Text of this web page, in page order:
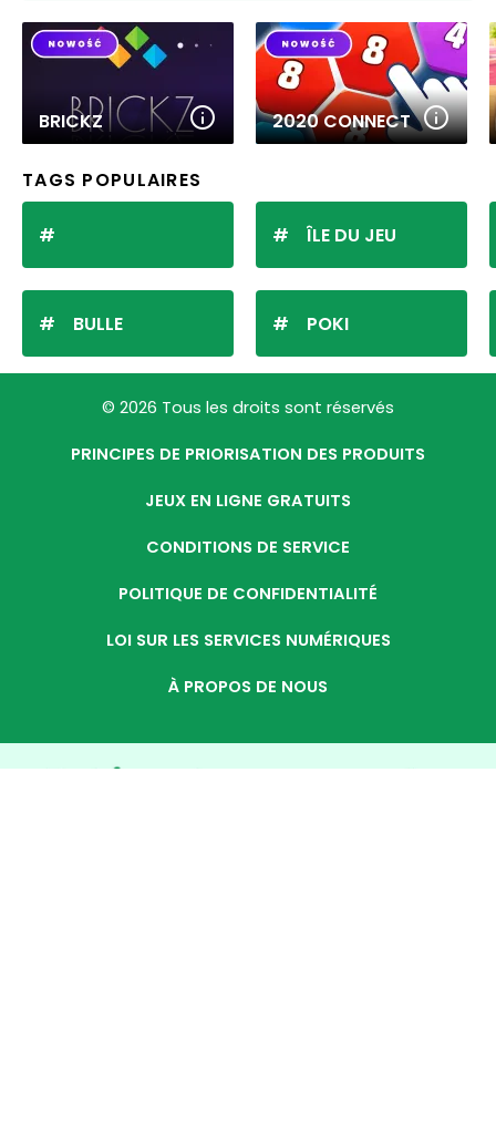
BRICKZ 2020 CONNECT
TAGS POPULAIRES
BULLE
ÎLE DU JEU
POKI
© 2026 Tous les droits sont réservés
PRINCIPES DE PRIORISATION DES PRODUITS
JEUX EN LIGNE GRATUITS
CONDITIONS DE SERVICE
POLITIQUE DE CONFIDENTIALITÉ
LOI SUR LES SERVICES NUMÉRIQUES
À PROPOS DE NOUS